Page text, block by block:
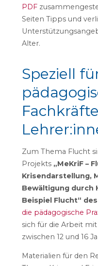
PDF
Seiten Tipps und
Alter.
Speziell
Zum Thema Flucht
Projekts „MeKriF –
Krisendarstellung,
Bewältigung durch
Beispiel Flucht“ des
die pädagogische
sich für die Arbeit
zwischen 12 und 16
Materialien für den